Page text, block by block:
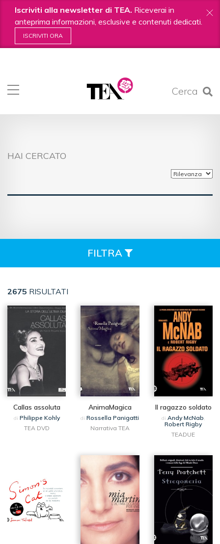
Iscriviti alla newsletter di TEA. Riceverai in
anteprima informazioni, esclusive e contenuti dedicati.
ISCRIVITI ORA
Cerca
contenuti.
|
HAI CERCATO
FILTRA
2675 RISULTATI
Callas assoluta
di Philippe Kohly
TEA DVD
AnimaMagica
diRossella Panigatti
Narrativa TEA
Il ragazzo soldato
diAndy McNab,
Robert Rigby
TEADUE